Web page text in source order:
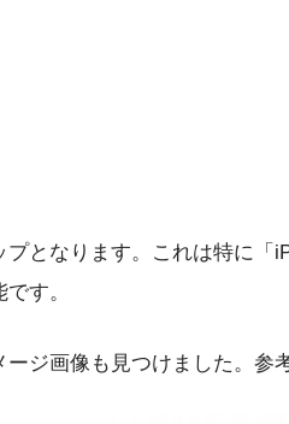
となります。これは特に「
す。
ジ画像も見つけました。参